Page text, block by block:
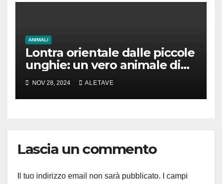
ANIMALI
Lontra orientale dalle piccole
unghie: un vero animale di
cui parlare
NOV 28, 2024 ALETAVE
Lascia un commento
Il tuo indirizzo email non sarà pubblicato.
I campi